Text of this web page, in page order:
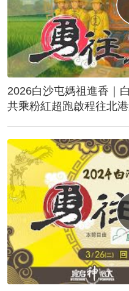
2026白沙屯媽祖進香｜
共乘粉紅超跑啟程往北